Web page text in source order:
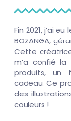
Fin 2021, j’ai
BOZANGA,
Cette
m’a confié
produits, un
cadeau. Ce
des
couleurs !